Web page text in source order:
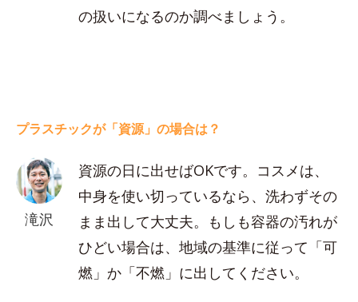
の扱いになるのか調べましょう。
プラスチックが「資源」の場合は？
滝沢
資源の日に出せばOKです。コスメは、
中身を使い切っているなら、洗わずその
まま出して大丈夫。もしも容器の汚れが
ひどい場合は、地域の基準に従って「可
燃」か「不燃」に出してください。